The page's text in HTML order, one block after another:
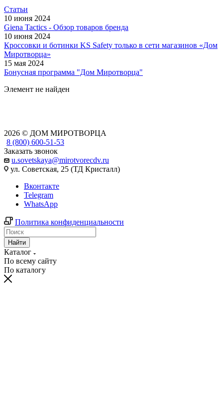
Статьи
10 июня 2024
Giena Tactics - Обзор товаров бренда
10 июня 2024
Кроссовки и ботинки KS Safety только в сети магазинов «Дом
Миротворца»
15 мая 2024
Бонусная программа "Дом Миротворца"
Элемент не найден
2026 © ДОМ МИРОТВОРЦА
8 (800) 600-51-53
Заказать звонок
u.sovetskaya@mirotvorecdv.ru
ул. Советская, 25 (ТД Кристалл)
Вконтакте
Telegram
WhatsApp
Политика конфиденциальности
Найти
Каталог
По всему сайту
По каталогу